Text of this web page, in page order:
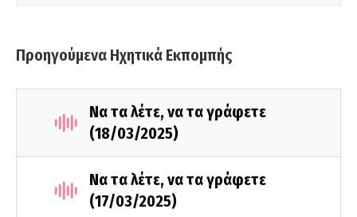
Προηγούμενα Ηχητικά Εκπομπής
Να τα λέτε, να τα γράφετε
(18/03/2025)
Να τα λέτε, να τα γράφετε
(17/03/2025)